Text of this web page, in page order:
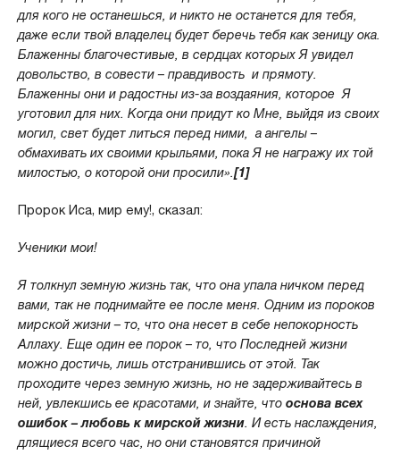
для кого не останешься, и никто не останется для тебя,
даже если твой владелец будет беречь тебя как зеницу ока.
Блаженны благочестивые, в сердцах которых Я увидел
довольство, в совести – правдивость и прямоту.
Блаженны они и радостны из-за воздаяния, которое Я
уготовил для них. Когда они придут ко Мне, выйдя из своих
могил, свет будет литься перед ними, а ангелы –
обмахивать их своими крыльями, пока Я не награжу их той
милостью, о которой они просили».[1]
Пророк Иса, мир ему!, сказал:
Ученики мои!
Я толкнул земную жизнь так, что она упала ничком перед
вами, так не поднимайте ее после меня. Одним из пороков
мирской жизни – то, что она несет в себе непокорность
Аллаху. Еще один ее порок – то, что Последней жизни
можно достичь, лишь отстранившись от этой. Так
проходите через земную жизнь, но не задерживайтесь в
ней, увлекшись ее красотами, и знайте, что основа всех
ошибок – любовь к мирской жизни. И есть наслаждения,
длящиеся всего час, но они становятся причиной